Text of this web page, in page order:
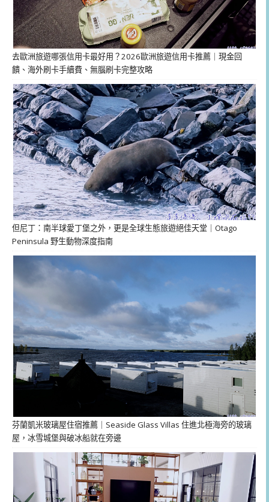
去歐洲旅遊哪張信用卡最好用？2026歐洲旅遊信用卡推薦｜現金回
饋、海外刷卡手續費、無腦刷卡完整攻略
但尼丁：南半球愛丁堡之外，更是全球生態旅遊絕佳天堂｜Otago
Peninsula 野生動物深度指南
芬蘭凱米玻璃屋住宿推薦｜Seaside Glass Villas 住進北極海旁的玻璃
屋，冰雪城堡與破冰船就在旁邊